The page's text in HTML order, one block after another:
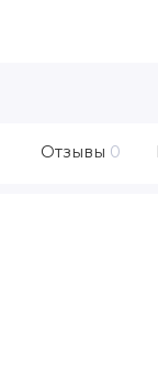
Отзывы 0